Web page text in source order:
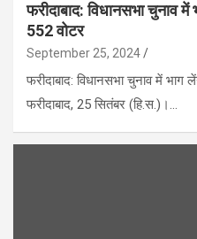
फरीदाबाद: विधानसभा चुनाव
552 वोटर
September 25, 2024
फरीदाबाद: विधानसभा चुनाव में
फरीदाबाद, 25 सितंबर (हि.स.)।…